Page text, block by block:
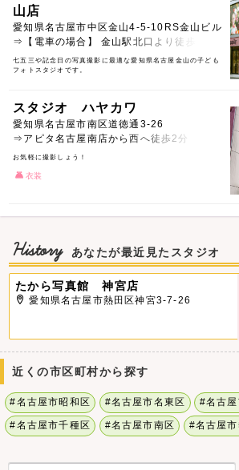
山店
愛知県名古屋市中区金山4-5-10RS金山ビル
⇒【電車の場合】 金山駅北口より徒歩5分
七五三や記念日の写真撮影に最適な愛知県名古屋金山の子ども
フォトスタジオです。
スタジオ ハヤカワ
愛知県名古屋市南区道徳通3-26
⇒アピタ名古屋南店から西へ徒歩2分
お気軽に撮影しょう！
衣装
History あなたが最近見たスタジオ
たから写真館 神宮店
愛知県名古屋市熱田区神宮3-7-26
近くの市区町村から探す
#名古屋市昭和区 #名古屋市名東区 #名古屋
#名古屋市千種区 #名古屋市南区 #名古屋市